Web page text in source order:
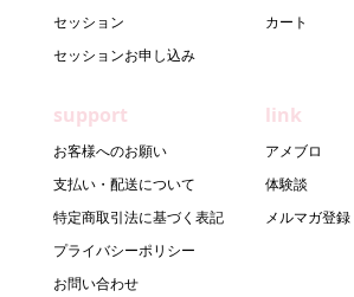
セッション
セッションお申し込み
カート
support
お客様へのお願い
支払い・配送について
特定商取引法に基づく表記
プライバシーポリシー
お問い合わせ
link
アメブロ
体験談
メルマガ登録